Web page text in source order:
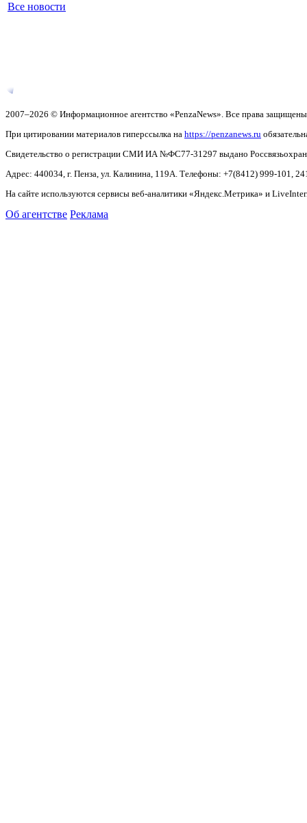
Все новости
2007–2026 © Информационное агентство «PenzaNews». Все права
При цитировании материалов гиперссылка на https://penzanews.ru
Свидетельство о регистрации СМИ ИА №ФС77-31297 выдано
Адрес: 440034, г. Пенза, ул. Калинина, 119А. Телефоны: +7(8412) 999-101,
На сайте используются сервисы веб-аналитики «Яндекс.Метрика» и
Об агентстве Реклама